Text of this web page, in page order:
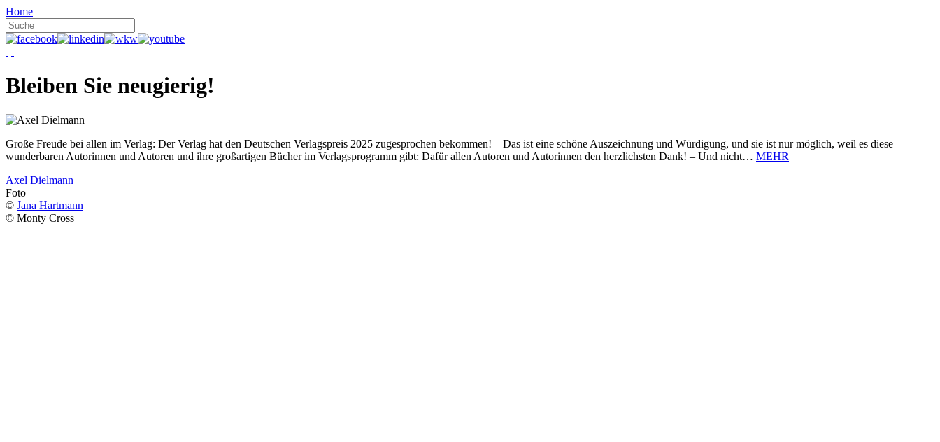
Home
Bleiben Sie neugierig!
Große Freude bei allen im Verlag: Der Verlag hat den Deutschen Verlagspreis 2025 zugesprochen bekommen! – Das ist eine schöne Auszeichnung und Würdigung, und sie ist nur möglich, weil es diese
wunderbaren Autorinnen und Autoren und ihre großartigen Bücher im Verlagsprogramm gibt: Dafür allen Autoren und Autorinnen den herzlichsten Dank! – Und nicht… MEHR
Axel Dielmann
Foto
© Jana Hartmann
© Monty Cross